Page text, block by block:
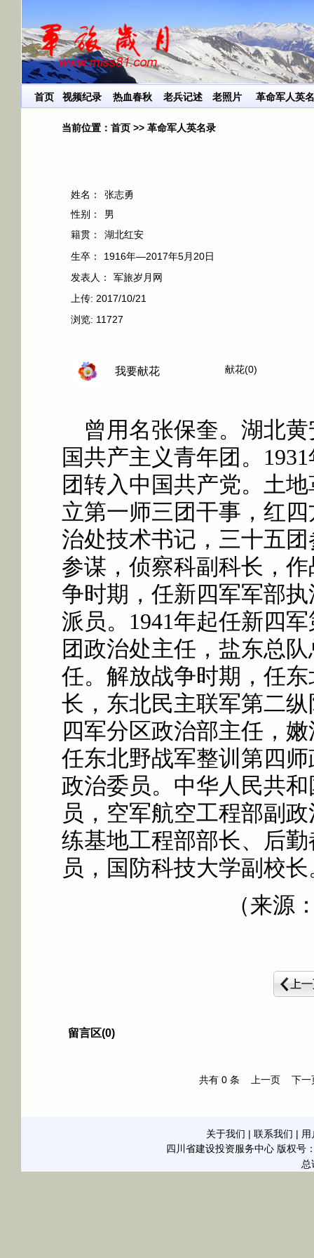
首页 视频纪录 热血春秋 老兵记述 老照片 革命军人英
当前位置： 首页>> 革命军人英名录
姓名：
张志勇
性别：
男
籍贯：
湖北红安
生卒：
1916年—2017年5月20日
发表人：
军旅岁月网
上传: 2017/10/21
浏览: 11727
我要献花 献花(0)
曾用名张保奎。湖北黄
国共产主义青年团。 1931
团转入中国共产党。土
立第一师三团干事，红
治处技术书记，三十五
参谋，侦察科副科长，
争时期，任新四军军部
派员。 1941年起任新四
团政治处主任，盐东总
任。解放战争时期，任
长，东北民主联军第二
四军分区政治部主任，
任东北野战军整训第四
政治委员。中华人民共
员，空军航空工程部副
练基地工程部部长、后
员，国防科技大学副校长
（来源
留言区(0)
共有 0 条 上一页 下一
关于我们 | 联系我们 | 用
四川省建设投资服务中心版权号
总